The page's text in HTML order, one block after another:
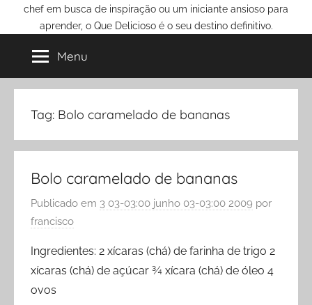
chef em busca de inspiração ou um iniciante ansioso para
aprender, o Que Delicioso é o seu destino definitivo.
Menu
Tag: Bolo caramelado de bananas
Bolo caramelado de bananas
Publicado em 3 03-03:00 junho 03-03:00 2009 por
francisco
Ingredientes: 2 xícaras (chá) de farinha de trigo 2
xícaras (chá) de açúcar ¾ xícara (chá) de óleo 4
ovos